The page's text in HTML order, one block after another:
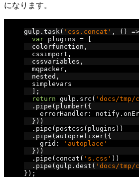
になります。
gulp . task( 'css.concat' , () =>
var plugins =
  colorfunction
,
  cssimport
,
  cssvariables
,
  mqpacker
,
  nested
,
  simplevars
];
return gulp . src ( 'docs/
. pipe ( plumber({
    errorHandler
: notify .
}))
. pipe ( postcss ( plugins ))
. pipe ( autoprefixer({
    grid
:
'autoplace'
}))
. pipe ( concat ( 's.css' ))
. pipe ( gulp . dest ( 'docs/tmp/
});